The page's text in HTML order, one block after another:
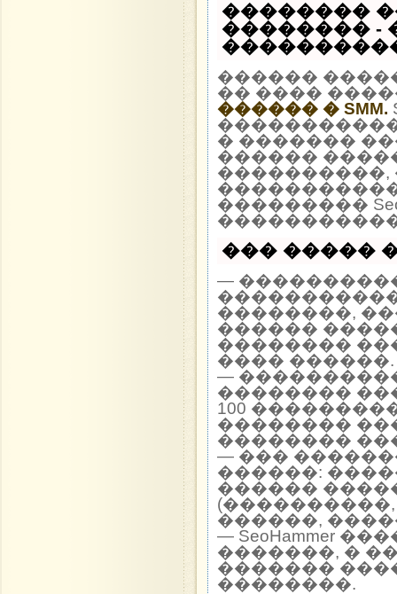
��������
�������� -
�����������
������
�� ����
������ � SMM.
� �������
������
����������,
���������
��� �����
—
��������,
������
��������
���� ������.
—
��������
100
��������
��������
— ���
������:
������
������,
— SeoHammer
�������, �
�������
��������.